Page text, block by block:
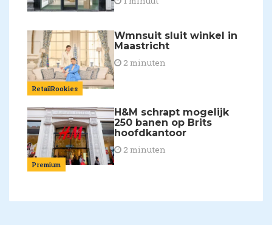
RetailRookies
Wmnsuit sluit winkel in
Maastricht
2 minuten
Premium
H&M schrapt mogelijk
250 banen op Brits
hoofdkantoor
2 minuten